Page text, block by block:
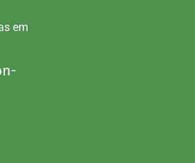
em